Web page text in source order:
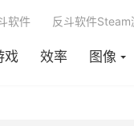
戏 效率 图像
软件 反斗软件